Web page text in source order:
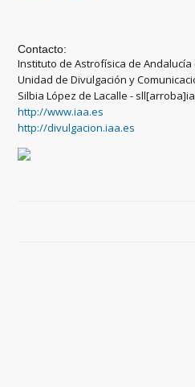
Contacto:
Instituto de Astrofísica de Andalucía
Unidad de Divulgación y
Silbia López de Lacalle -
http://www.iaa.es
http://divulgacion.iaa.es